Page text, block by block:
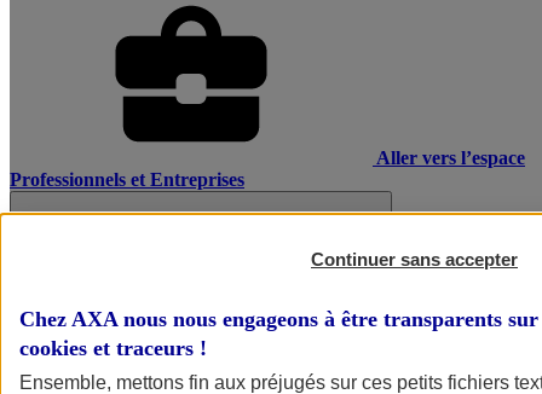
Aller vers l’espace
Professionnels et Entreprises
Continuer sans accepter
Chez AXA nous nous engageons à être transparents
cookies et traceurs !
Ensemble, mettons fin aux préjugés sur ces petits fichiers